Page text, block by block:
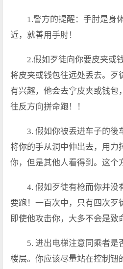
1.警方的提醒：手肘是身
近，就善用手肘！
2.假如歹徒向你要皮夹或
将皮夹或钱包往远处丢去。歹
有兴趣，他会去拿皮夹或钱包
往反方向拼命跑！！
3. 假如你被丢进车子的後
将你的手从洞中伸出去，用力
你，但是其他人看得到。这个
4. 假如歹徒有枪而你并没
要跑！一百次中，只有四次歹
即使他攻击你，大多不会是致
5. 进出电梯注意同乘者是
楼层。你应该尽量站在控制钮